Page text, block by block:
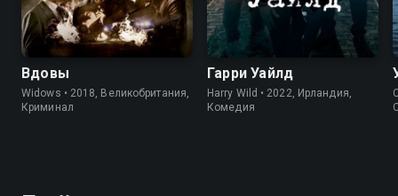
6.4 6.8
Вдовы
Widows • 2018, Великобритания,
Криминал
7.6 7.2
Гарри Уайлд
Harry Wild • 2022, Ирландия,
Комедия